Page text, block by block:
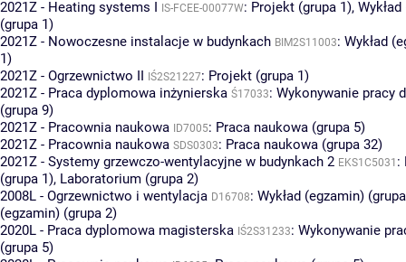
2021Z - Heating systems I IS-FCEE-00077W: Projekt (grupa 1),
(grupa 1)
2021Z - Nowoczesne instalacje w budynkach BIM2S11003: Wykład
1)
2021Z - Ogrzewnictwo II IŚ2S21227: Projekt (grupa 1)
2021Z - Praca dyplomowa inżynierska Ś17033: Wykonywanie pracy
(grupa 9)
2021Z - Pracownia naukowa ID7005: Praca naukowa (grupa 5)
2021Z - Pracownia naukowa SDS0303: Praca naukowa (grupa 32)
2021Z - Systemy grzewczo-wentylacyjne w budynkach 2 EKS1C5031 :
(grupa 1), Laboratorium (grupa 2)
2008L - Ogrzewnictwo i wentylacja D16708: Wykład (egzamin)
(egzamin) (grupa 2)
2020L - Praca dyplomowa magisterska IŚ2S31233: Wykonywanie
(grupa 5)